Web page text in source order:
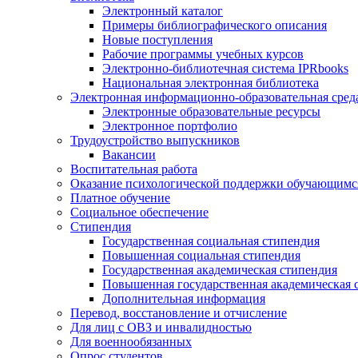
Электронный каталог
Примеры библиографического описания
Новые поступления
Рабочие программы учебных курсов
Электронно-библиотечная система IPRbooks
Национальная электронная библиотека
Электронная информационно-образовательная
Электронные образовательные ресурсы
Электронное портфолио
Трудоустройство выпускников
Вакансии
Воспитательная работа
Оказание психологической поддержки
Платное обучение
Социальное обеспечение
Стипендия
Государственная социальная стипендия
Повышенная социальная стипендия
Государственная академическая стипендия
Повышенная государственная академическая
Дополнительная информация
Перевод, восстановление и отчисление
Для лиц с ОВЗ и инвалидностью
Для военнообязанных